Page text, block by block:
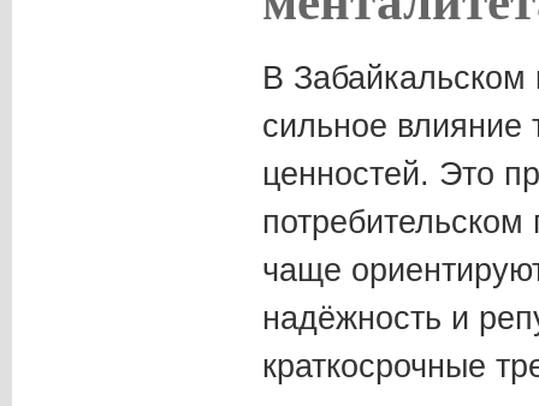
В Забайкальском
сильное влияние
ценностей. Это
потребительском
чаще
надёжность и
краткосрочные